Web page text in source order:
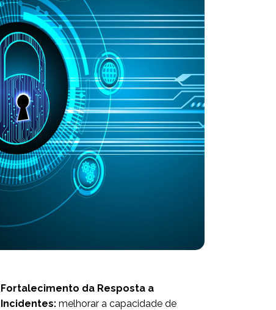
Fortalecimento da Resposta a
Incidentes:melhorar a capacidade de